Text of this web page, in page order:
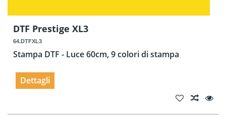
DTF Prestige XL3
64.DTFXL3
Stampa DTF - Luce 60cm, 9 colori di stampa
Dettagli